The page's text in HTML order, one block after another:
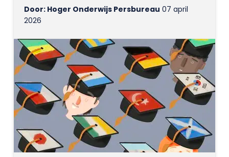
Door: Hoger Onderwijs Persbureau 07 april
2026